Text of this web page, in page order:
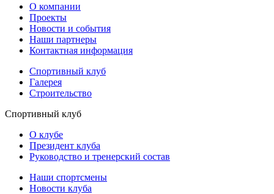
О компании
Проекты
Новости и события
Наши партнеры
Контактная информация
Спортивный клуб
Галерея
Строительство
Спортивный клуб
О клубе
Президент клуба
Руководство и тренерский состав
Наши спортсмены
Новости клуба